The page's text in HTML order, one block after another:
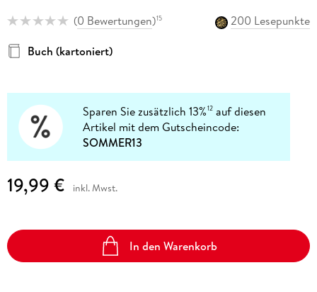
(0 Bewertungen)15
200 Lesepunkte
Buch (kartoniert)
Sparen Sie zusätzlich 13%12 auf diesen
Artikel mit dem Gutscheincode:
SOMMER13
19,99 € inkl. Mwst.
In den Warenkorb